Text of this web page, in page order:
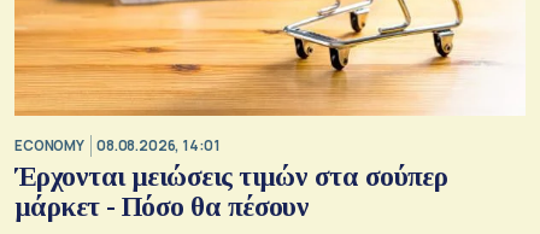
ECONOMY 08.08.2026, 14:01
Έρχονται μειώσεις τιμών στα σούπερ
μάρκετ - Πόσο θα πέσουν